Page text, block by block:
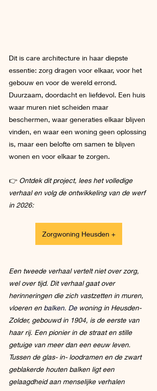
Dit is care architecture in haar diepste
essentie: zorg dragen voor elkaar, voor het
gebouw en voor de wereld errond.
Duurzaam, doordacht en liefdevol. Een huis
waar muren niet scheiden maar
beschermen, waar generaties elkaar blijven
vinden, en waar een woning geen oplossing
is, maar een belofte om samen te blijven
wonen en voor elkaar te zorgen.
👉 Ontdek dit project, lees het volledige
verhaal en volg de ontwikkeling van de werf
in 2026:
Zorgwoning Heusden +
Een tweede verhaal vertelt niet over zorg,
wel over tijd. Dit verhaal gaat over
herinneringen die zich vastzetten in muren,
vloeren en balken. De woning in Heusden-
Zolder, gebouwd in 1904, is de eerste van
haar rij. Een pionier in de straat en stille
getuige van meer dan een eeuw leven.
Tussen de glas- in- loodramen en de zwart
geblakerde houten balken ligt een
gelaagdheid aan menselijke verhalen